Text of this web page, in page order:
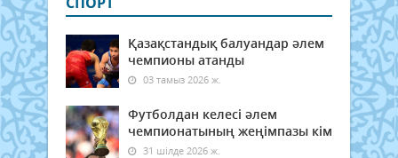
Қазақстандық балуандар әлем
чемпионы атанды
03 тамыз 2026 ж.
Футболдан келесі әлем
чемпионатының жеңімпазы кім
31 шілде 2026 ж.